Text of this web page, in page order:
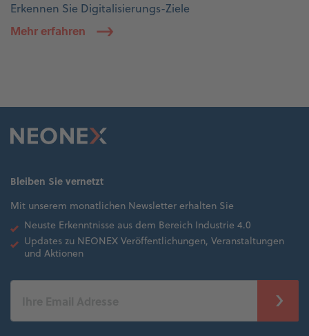
Erkennen Sie Digitalisierungs-Ziele
Mehr erfahren
Bleiben Sie vernetzt
Mit unserem monatlichen Newsletter erhalten Sie
Neuste Erkenntnisse aus dem Bereich Industrie 4.0
Updates zu NEONEX Veröffentlichungen, Veranstaltungen
und Aktionen